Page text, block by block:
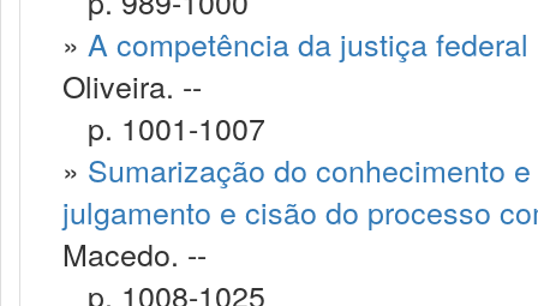
» A competência da justiça
Oliveira. --
p. 1001-1007
» Sumarização do conhecimento
julgamento e cisão do processo
Macedo. --
p. 1008-1025